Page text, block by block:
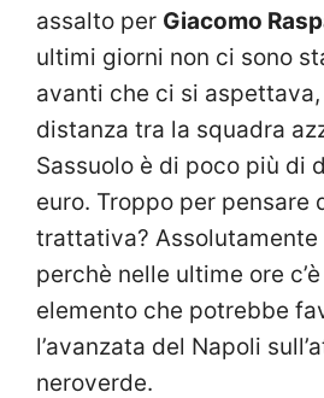
assalto per Giacomo
ultimi giorni non ci sono
avanti che ci si
distanza tra la squadra
Sassuolo è di poco più di
euro. Troppo per pensare
trattativa? Assolutamente
perchè nelle ultime ore
elemento che potrebbe
l’avanzata del Napoli
neroverde.